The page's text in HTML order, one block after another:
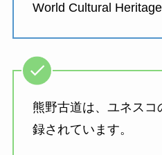
World Cultural
熊野古道は、ユネスコ
録されています。